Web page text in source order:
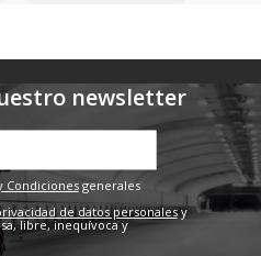
newsletter
Condicionesgenerales
de datos personalesy
libre, inequívoca y